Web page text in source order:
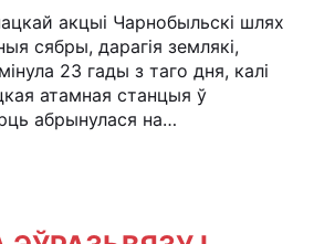
акцыі Чарнобыльскі шлях
сябры, дарагія землякі,
23 гады з таго дня, калі
атамная станцыя ў
абрынулася на…